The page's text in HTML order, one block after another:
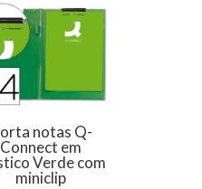
notas Q-
Connect em
Verde com
miniclip